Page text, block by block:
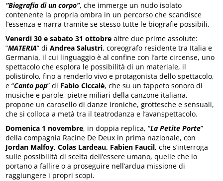
“Biografia di un corpo”, che immerge un nudo isolato
contenente la propria ombra in un percorso che scandisce
l’essenza e narra tramite se stesso tutte le biografie possibili.
Venerdì 30 e sabato 31 ottobre altre due prime assolute:
“MATERIA” diAndrea Salustri, coreografo residente tra Italia e
Germania, il cui linguaggio è al confine con l’arte circense, uno
spettacolo che esplora le possibilità di un materiale, il
polistirolo, fino a renderlo vivo e protagonista dello spettacolo,
e “Canto pop” di Fabio Ciccalè, che su un tappeto sonoro di
musiche e parole, pietre miliari della canzone italiana,
propone un carosello di danze ironiche, grottesche e sensuali,
che si colloca a metà tra il teatrodanza e l’avanspettacolo.
Domenica 1 novembre, in doppia replica, “La Petite Porte”
della compagnia Racine De Deux in prima nazionale, con
Jordan Malfoy, Colas Lardeau, Fabien Faucil,che s’interroga
sulle possibilità di scelta dell’essere umano, quelle che lo
portano a fallire o a proseguire nell’ardua missione di
raggiungere i propri scopi.